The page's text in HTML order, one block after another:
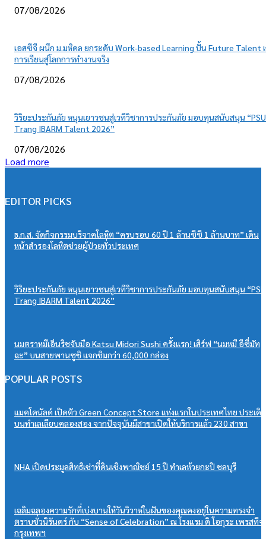
07/08/2026
เอสซีจี ผนึก ม.มหิดล ยกระดับ Work-based Learning ปั้น Future Talent
การเรียนสู่โลกการทำงานจริง
07/08/2026
วิริยะประกันภัย หนุนเยาวชนสู่เวทีวิชาการประกันภัย มอบทุนสนับสนุน “PSU
Trang IBARM Talent 2026”
07/08/2026
Load more
EDITOR PICKS
ธ.ก.ส. จัดกิจกรรมบริจาคโลหิต “ครบรอบ 60 ปี 1 ล้านซีซี 1 ล้านบาท” เดิน
หน้าสำรองโลหิตช่วยผู้ป่วยทั่วประเทศ
วิริยะประกันภัย หนุนเยาวชนสู่เวทีวิชาการประกันภัย มอบทุนสนับสนุน “PSU
Trang IBARM Talent 2026”
นมตราหมีเอ็นริชจับมือ Katsu Midori Sushi ครั้งแรก! เสิร์ฟ “นมหมี อีซี่มัท
ฉะ” บนสายพานซูชิ แจกชิมกว่า 60,000 กล่อง
POPULAR POSTS
แมคโดนัลด์ เปิดตัว Green Concept Store แห่งแรกในประเทศไทย ประเดิม
บนทำเลเลียบคลองสอง จากปัจจุบันมีสาขาเปิดให้บริการแล้ว 230 สาขา
NHA เปิดประมูลสิทธิเช่าที่ดินเชิงพาณิชย์ 15 ปี ทำเลห้วยกะปิ ชลบุรี
เฉลิมฉลองความรักที่เบ่งบานให้วันวิวาห์ในฝันของคุณคงอยู่ในความทรงจำ
ตราบชั่วนิรันดร์ กับ “Sense of Celebration” ณ โรงแรม ดิ โอกุระ เพรสทีจ
กรุงเทพฯ